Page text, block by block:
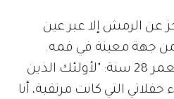
عن الرمش إلا عبر عين
من جهة معينة في فمه.
وأضاف بيبر، البالغ من العمر 28 سنة: "لأولئك الذين
التي كانت مرتقبة، أنا